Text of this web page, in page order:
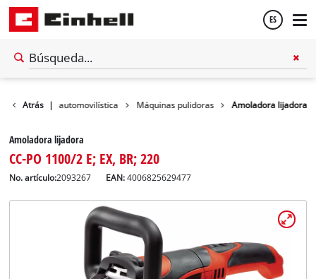
ES
Atrás |
Tecnología automovilística Máquinas pulidoras Amoladora lijadora
Amoladora lijadora
CC-PO 1100/2 E; EX, BR; 220
No. artículo:2093267 EAN:4006825629477